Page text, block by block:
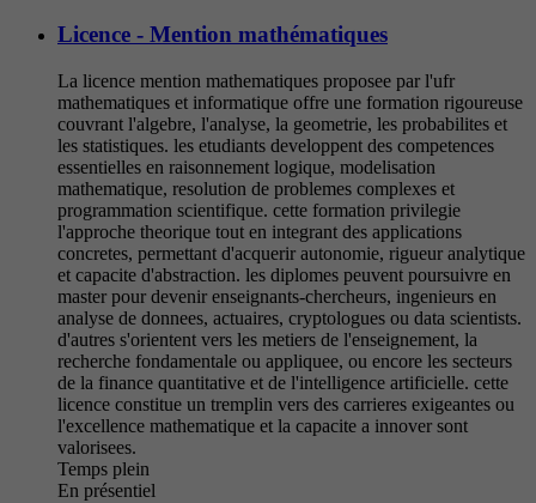
Licence - Mention mathématiques
La licence mention mathematiques proposee par l'ufr
mathematiques et informatique offre une formation rigoureuse
couvrant l'algebre, l'analyse, la geometrie, les probabilites et
les statistiques. les etudiants developpent des competences
essentielles en raisonnement logique, modelisation
mathematique, resolution de problemes complexes et
programmation scientifique. cette formation privilegie
l'approche theorique tout en integrant des applications
concretes, permettant d'acquerir autonomie, rigueur analytique
et capacite d'abstraction. les diplomes peuvent poursuivre en
master pour devenir enseignants-chercheurs, ingenieurs en
analyse de donnees, actuaires, cryptologues ou data scientists.
d'autres s'orientent vers les metiers de l'enseignement, la
recherche fondamentale ou appliquee, ou encore les secteurs
de la finance quantitative et de l'intelligence artificielle. cette
licence constitue un tremplin vers des carrieres exigeantes ou
l'excellence mathematique et la capacite a innover sont
valorisees.
Temps plein
En présentiel